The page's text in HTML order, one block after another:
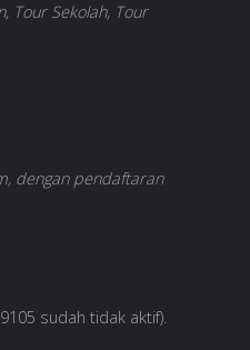
Tour Sekolah, Tour
dengan pendaftaran
sudah tidak aktif).